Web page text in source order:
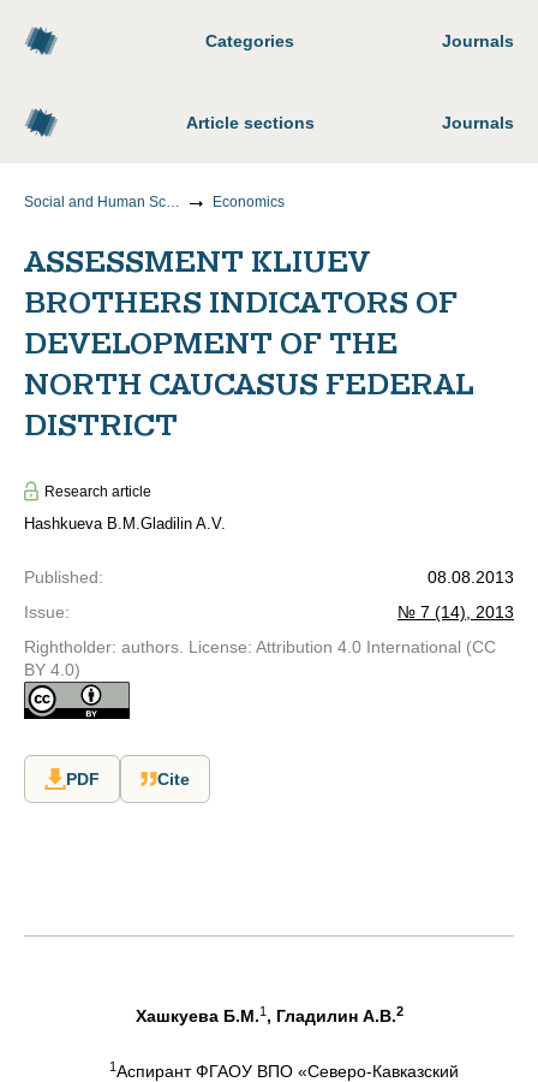
Categories Journals
Article sections Journals
Social and Human Sciences Economics
ASSESSMENT KLIUEV
BROTHERS INDICATORS OF
DEVELOPMENT OF THE
NORTH CAUCASUS FEDERAL
DISTRICT
Research article
Hashkueva B.M.Gladilin A.V.
Published:
08.08.2013
Issue:
№ 7 (14), 2013
Rightholder: authors. License: Attribution 4.0 International (CC
BY 4.0)
PDF Cite
Хашкуева Б.М.1, Гладилин А.В.2
1Аспирант ФГАОУ ВПО «Северо-Кавказский